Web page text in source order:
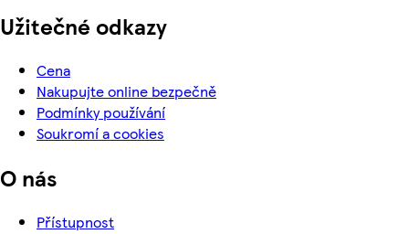
Užitečné odkazy
Cena
Nakupujte online bezpečně
Podmínky používání
Soukromí a cookies
O nás
Přístupnost